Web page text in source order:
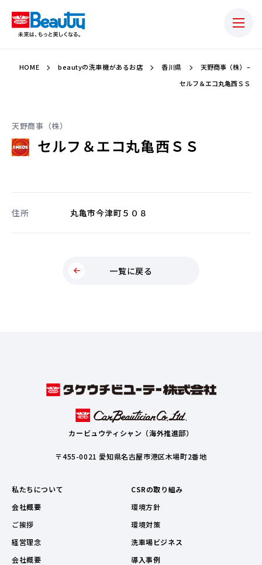
HOME beautyの洗車機があるお店 香川県
天野商事（株） –
セルフ＆エコ丸亀西ＳＳ
天野商事（株）
セルフ＆エコ丸亀西ＳＳ
住所 丸亀市今津町５０８
一覧に戻る
カービュウティシャン（海外推進部）
〒455-0021 愛知県名古屋市港区木場町2番地
私たちについて
会社概要
ご挨拶
経営理念
会社概要
CSRの取り組み
環境方針
環境対策
洗車場ビジネス
導入事例